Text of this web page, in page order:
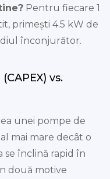
Pentru fiecare 1
primești 4.5 kW de
înconjurător.
vs.
unei pompe de
mai mare decât o
se înclină rapid în
două motive